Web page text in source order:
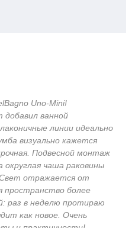
Uno‑Mini!
ванной
линии идеально
визуально кажется
Подвесной монтаж
чаша раковины
отражается от
пространство более
раз в неделю протираю
как новое. Очень